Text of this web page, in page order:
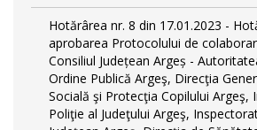
Hotărârea nr. 8 din 17.01.2023 -
aprobarea Protocolului de
Consiliul Județean Argeș -
Ordine Publică Argeş, Direcţia
Socială şi Protecţia Copilului Argeş,
Poliţie al Judeţului Argeş,